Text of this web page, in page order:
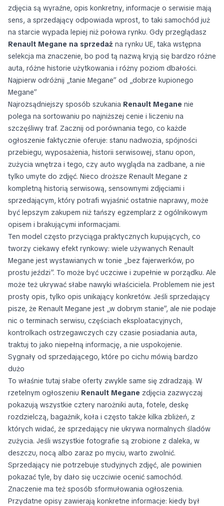
zdjęcia są wyraźne, opis konkretny, informacje o serwisie mają
sens, a sprzedający odpowiada wprost, to taki samochód już
na starcie wypada lepiej niż połowa rynku. Gdy przeglądasz
Renault Megane na sprzedaż na rynku UE, taka wstępna
selekcja ma znaczenie, bo pod tą nazwą kryją się bardzo różne
auta, różne historie użytkowania i różny poziom dbałości.
Najpierw odróżnij „tanie Megane” od „dobrze kupionego
Megane”
Najrozsądniejszy sposób szukania Renault Megane nie
polega na sortowaniu po najniższej cenie i liczeniu na
szczęśliwy traf. Zacznij od porównania tego, co każde
ogłoszenie faktycznie oferuje: stanu nadwozia, spójności
przebiegu, wyposażenia, historii serwisowej, stanu opon,
zużycia wnętrza i tego, czy auto wygląda na zadbane, a nie
tylko umyte do zdjęć. Nieco droższe Renault Megane z
kompletną historią serwisową, sensownymi zdjęciami i
sprzedającym, który potrafi wyjaśnić ostatnie naprawy, może
być lepszym zakupem niż tańszy egzemplarz z ogólnikowym
opisem i brakującymi informacjami.
Ten model często przyciąga praktycznych kupujących, co
tworzy ciekawy efekt rynkowy: wiele używanych Renault
Megane jest wystawianych w tonie „bez fajerwerków, po
prostu jeździ”. To może być uczciwe i zupełnie w porządku. Ale
może też ukrywać słabe nawyki właściciela. Problemem nie jest
prosty opis, tylko opis unikający konkretów. Jeśli sprzedający
pisze, że Renault Megane jest „w dobrym stanie”, ale nie podaje
nic o terminach serwisu, częściach eksploatacyjnych,
kontrolkach ostrzegawczych czy czasie posiadania auta,
traktuj to jako niepełną informację, a nie uspokojenie.
Sygnały od sprzedającego, które po cichu mówią bardzo
dużo
To właśnie tutaj słabe oferty zwykle same się zdradzają. W
rzetelnym ogłoszeniu Renault Megane zdjęcia zazwyczaj
pokazują wszystkie cztery narożniki auta, fotele, deskę
rozdzielczą, bagażnik, koła i często także kilka zbliżeń, z
których widać, że sprzedający nie ukrywa normalnych śladów
zużycia. Jeśli wszystkie fotografie są zrobione z daleka, w
deszczu, nocą albo zaraz po myciu, warto zwolnić.
Sprzedający nie potrzebuje studyjnych zdjęć, ale powinien
pokazać tyle, by dało się uczciwie ocenić samochód.
Znaczenie ma też sposób sformułowania ogłoszenia.
Przydatne opisy zawierają konkretne informacje: kiedy był